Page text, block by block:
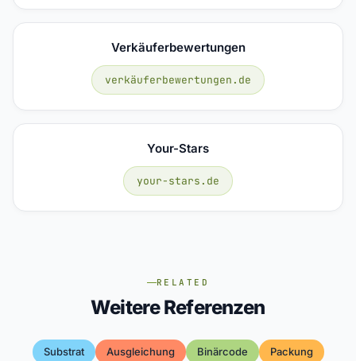
Verkäuferbewertungen
verkäuferbewertungen.de
Your-Stars
your-stars.de
RELATED
Weitere Referenzen
Substrat Ausgleichung Binärcode Packung